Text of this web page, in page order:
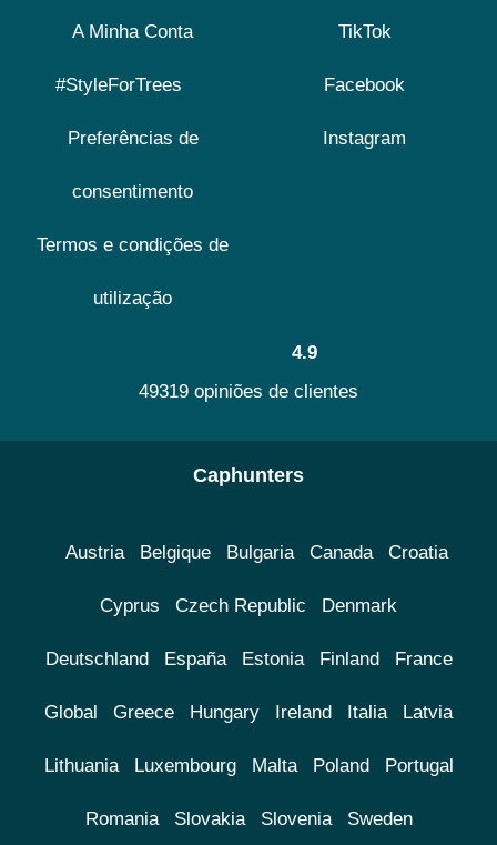
A Minha Conta
#StyleForTrees
Preferências de
consentimento
Termos e condições de
utilização
TikTok
Facebook
Instagram
4.9
49319 opiniões de clientes
Caphunters
Austria Belgique Bulgaria Canada Croatia
Cyprus Czech Republic Denmark
Deutschland España Estonia Finland France
Global Greece Hungary Ireland Italia Latvia
Lithuania Luxembourg Malta Poland Portugal
Romania Slovakia Slovenia Sweden